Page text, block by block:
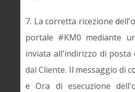
7. La corretta ricezione
portale #KM0 mediante
inviata all'indirizzo di posta
dal Cliente. Il messaggio di
e Ora di esecuzione